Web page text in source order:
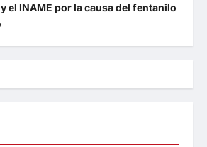
el INAME por la causa del fentanilo